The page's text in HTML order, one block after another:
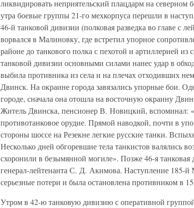
ликвидировать неприятельский плацдарм на северном
утра боевые группы 21-го мехкорпуса перешли в
46-й танковой дивизии (полковая разведка во главе с
ворвался в Малиновку, где встретил упорное
районе до танкового полка с пехотой и артиллерией
танковой дивизии основными силами нанес удар в
выбила противника из села и на плечах отходивших
Двинск. На окраине города завязались упорные бои.
городе, сначала она отошла на восточную окраину
Житель Двинска, пенсионер В. Новицкий, вспоминал:
противотанковое орудие. Прямой наводкой, почти в
стороны шоссе на Резекне легкие русские танки.
Несколько дней обгоревшие тела танкистов валялись
схоронили в безымянной могиле». Позже 46-я танковая
генерал-лейтенанта С. Д. Акимова. Наступление 185-
серьезные потери и была остановлена противником в
Утром в 42-ю танковую дивизию с оперативной